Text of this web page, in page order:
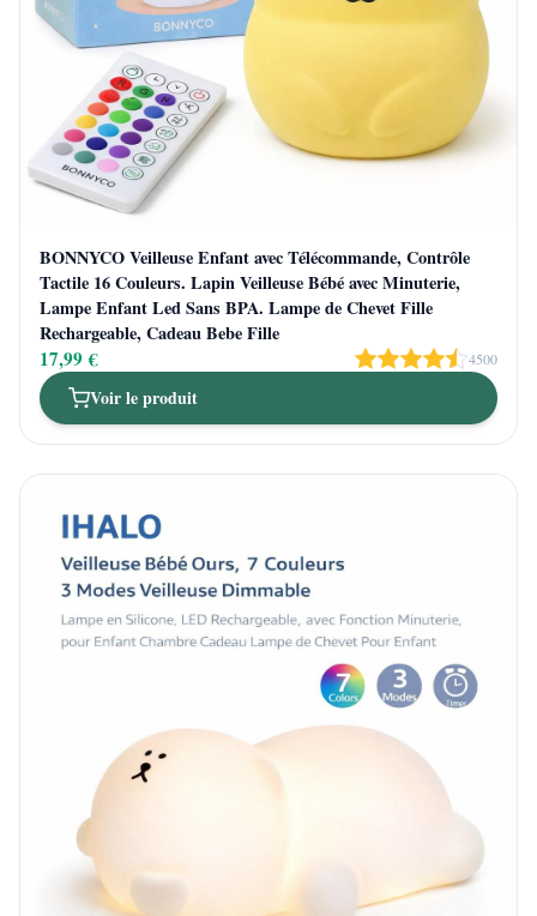
BONNYCO Veilleuse Enfant avec Télécommande, Contrôle
Tactile 16 Couleurs. Lapin Veilleuse Bébé avec Minuterie,
Lampe Enfant Led Sans BPA. Lampe de Chevet Fille
Rechargeable, Cadeau Bebe Fille
17,99 € 4500
Voir le produit